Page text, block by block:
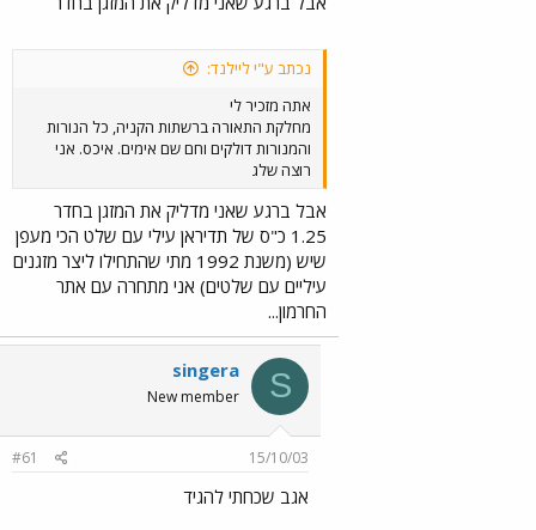
נכתב ע"י ליילנד:
אתה מזכיר לי
מחלקת התאורה ברשתות הקניה, כל הנורות
והמנורות דולקים וחם שם אימים. איכס. אני
רוצה שלג
אבל ברגע שאני מדליק את המזגן בחדר
1.25 כ"ס של תדיראן עילי עם שלט הכי מעפן
שיש (משנת 1992 מתי שהתחילו ליצר מזגנים
עיליים עם שלטים) אני מתחרה עם אתר
החרמון...
S
singera
New member
15/10/03
#61
אגב שכחתי להגיד